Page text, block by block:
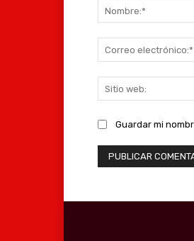
Guardar mi